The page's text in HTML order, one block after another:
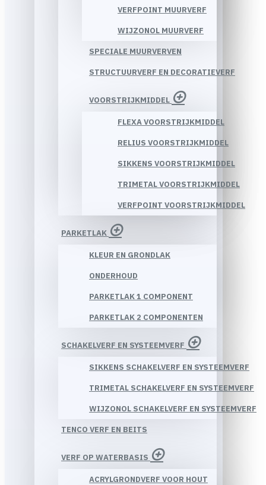
VERFPOINT MUURVERF
WIJZONOL MUURVERF
SPECIALE MUURVERVEN
STRUCTUURVERF EN DECORATIEVERF
VOORSTRIJKMIDDEL
FLEXA VOORSTRIJKMIDDEL
RELIUS VOORSTRIJKMIDDEL
SIKKENS VOORSTRIJKMIDDEL
TRIMETAL VOORSTRIJKMIDDEL
VERFPOINT VOORSTRIJKMIDDEL
PARKETLAK
KLEUR EN GRONDLAK
ONDERHOUD
PARKETLAK 1 COMPONENT
PARKETLAK 2 COMPONENTEN
SCHAKELVERF EN SYSTEEMVERF
SIKKENS SCHAKELVERF EN SYSTEEMVERF
TRIMETAL SCHAKELVERF EN SYSTEEMVERF
WIJZONOL SCHAKELVERF EN SYSTEEMVERF
TENCO VERF EN BEITS
VERF OP WATERBASIS
ACRYLGRONDVERF VOOR HOUT